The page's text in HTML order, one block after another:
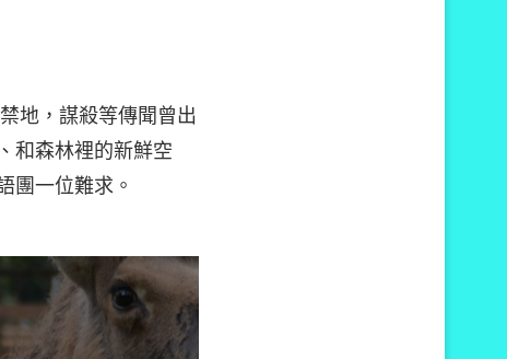
地，謀殺等傳聞曾出
和森林裡的新鮮空
團一位難求。